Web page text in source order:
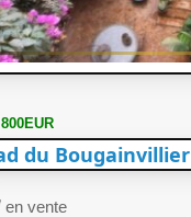
du Bougainvillier
en vente